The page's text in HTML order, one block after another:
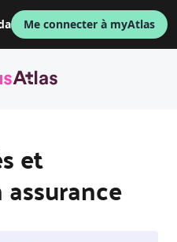
Me connecter à myAtlas
et